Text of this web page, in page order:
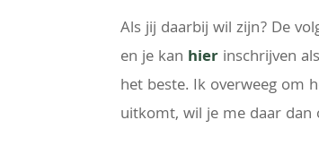
Als jij daarbij wil zijn? De
en je kan hier inschrijven
het beste. Ik overweeg om
uitkomt, wil je me daar dan